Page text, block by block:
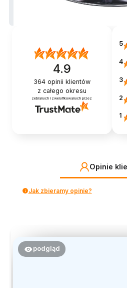
4.9
364opinii klientów
z całego okresu
zebranych i zweryfikowanych przez
5
4
3
2
1
Opinie
Jak zbieramy opinie?
podgląd